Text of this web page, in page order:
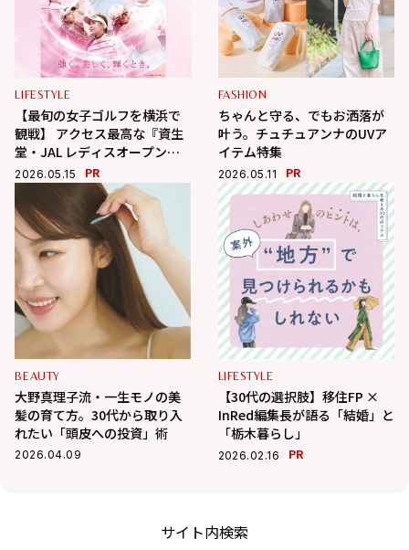
LIFESTYLE
【最旬の女子ゴルフを横浜で
観戦】 アクセス最高な『資生
堂・JAL レディスオープン』
が7月2日～5日開催。女子プロ
の熱きプレーと美しさに刺激
を受ける4日間
2026.05.15 PR
FASHION
ちゃんと守る、でもお洒落が
叶う。チュチュアンナのUVア
イテム特集
2026.05.11 PR
BEAUTY
大野真理子流・一生モノの美
髪の育て方。30代から取り入
れたい「頭皮への投資」術
2026.04.09
LIFESTYLE
【30代の選択肢】移住FP ×
InRed編集長が語る「結婚」と
「栃木暮らし」
2026.02.16 PR
サイト内検索